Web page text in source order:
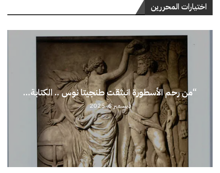
اختيارات المحررين
“من رحم الأسطورة انبثقت طنجيتا نوس .. الكتابة...
ديسمبر 6, 2025